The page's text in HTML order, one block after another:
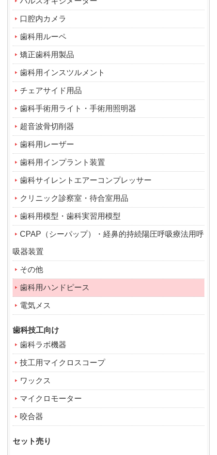
口腔内カメラ
歯科用ルーペ
矯正歯科用製品
歯科用インスツルメント
チェアサイド用品
歯科手術用ライト・手術用照明器
超音波骨切削器
歯科用レーザー
歯科用インプラント装置
歯科サイレントエアーコンプレッサー
クリニック診察室・待合室用品
歯科用模型・歯科実習用模型
CPAP（シーパップ）・経鼻的持続陽圧呼吸療法用呼
吸器装置
その他
歯科用ハンドピース
電気メス
歯科技工向け
歯科ラボ機器
技工用マイクロスコープ
ワックス
マイクロモーター
咬合器
セット売り